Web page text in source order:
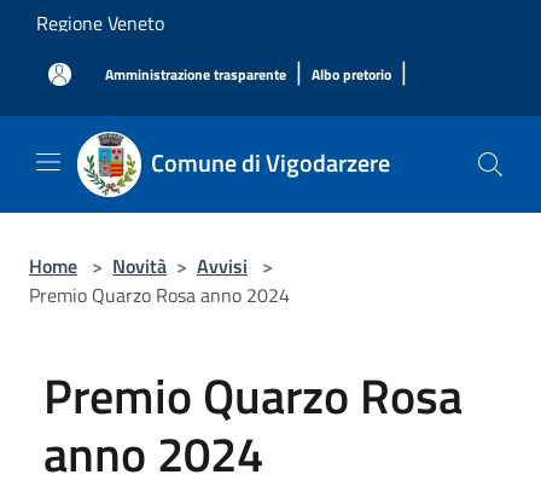
Salta al contenuto principale
Regione Veneto
Amministrazione trasparente | Albo pretorio |
Comune di Vigodarzere
Home > Novità > Avvisi >
Premio Quarzo Rosa anno 2024
Premio Quarzo Rosa
anno 2024